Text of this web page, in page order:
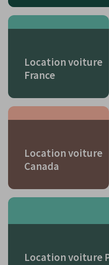
Location voiture
France
Location voiture
Canada
Location voiture